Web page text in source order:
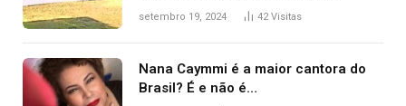
durante confusão no trânsito
setembro 19, 2024 42Visitas
Nana Caymmi é a maior cantora do
Brasil? É e não é…